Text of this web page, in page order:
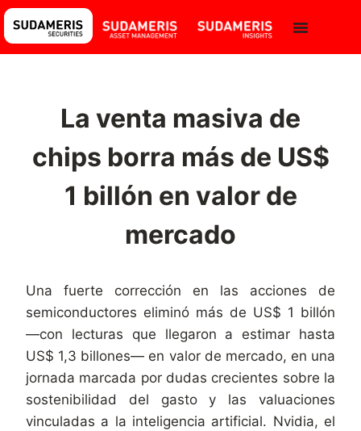
La venta masiva de
chips borra más de US$
1 billón en valor de
mercado
Una fuerte corrección en las acciones de
semiconductores eliminó más de US$ 1 billón
—con lecturas que llegaron a estimar hasta
US$ 1,3 billones— en valor de mercado, en una
jornada marcada por dudas crecientes sobre la
sostenibilidad del gasto y las valuaciones
vinculadas a la inteligencia artificial. Nvidia, el